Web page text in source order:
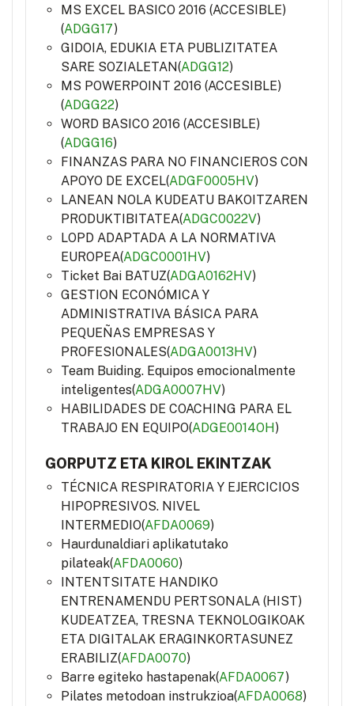
MS EXCEL BASICO 2016 (ACCESIBLE)
(ADGG17)
GIDOIA, EDUKIA ETA PUBLIZITATEA
SARE SOZIALETAN(ADGG12)
MS POWERPOINT 2016 (ACCESIBLE)
(ADGG22)
WORD BASICO 2016 (ACCESIBLE)
(ADGG16)
FINANZAS PARA NO FINANCIEROS CON
APOYO DE EXCEL(ADGF0005HV)
LANEAN NOLA KUDEATU BAKOITZAREN
PRODUKTIBITATEA(ADGC0022V)
LOPD ADAPTADA A LA NORMATIVA
EUROPEA(ADGC0001HV)
Ticket Bai BATUZ(ADGA0162HV)
GESTION ECONÓMICA Y
ADMINISTRATIVA BÁSICA PARA
PEQUEÑAS EMPRESAS Y
PROFESIONALES(ADGA0013HV)
Team Buiding. Equipos emocionalmente
inteligentes(ADGA0007HV)
HABILIDADES DE COACHING PARA EL
TRABAJO EN EQUIPO(ADGE0014OH)
GORPUTZ ETA KIROL EKINTZAK
TÉCNICA RESPIRATORIA Y EJERCICIOS
HIPOPRESIVOS. NIVEL
INTERMEDIO(AFDA0069)
Haurdunaldiari aplikatutako
pilateak(AFDA0060)
INTENTSITATE HANDIKO
ENTRENAMENDU PERTSONALA (HIST)
KUDEATZEA, TRESNA TEKNOLOGIKOAK
ETA DIGITALAK ERAGINKORTASUNEZ
ERABILIZ(AFDA0070)
Barre egiteko hastapenak(AFDA0067)
Pilates metodoan instrukzioa(AFDA0068)